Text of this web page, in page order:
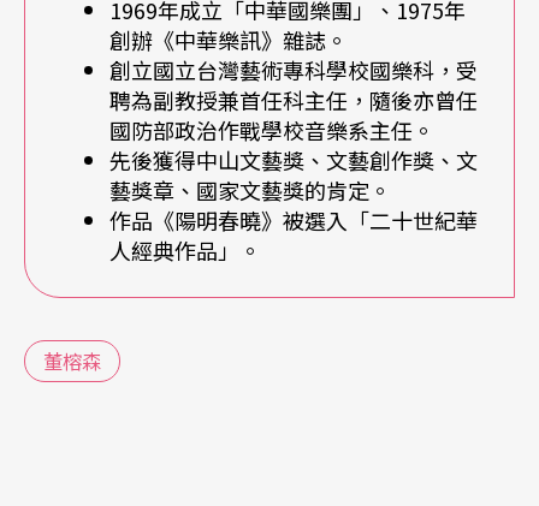
說著說著就哼起旋律來了！他說：「我學起來很
快，不到兩年，就可以吊嗓托戲，那時還不到十
歲，我就被學校的抗日宣導隊選上，參加鑼鼓樂團
一起演奏。那個時候根本就沒有聽過台灣，在哪兒
都不知道呢！」
民國三十八年，他考取中國海軍軍士學校輪機科隻
戰學校）音樂系就讀，學的是西洋的作曲技巧，必
1969年成立「中華國樂團」、1975年
創辦《中華樂訊》雜誌。
創立國立台灣藝術專科學校國樂科，受
聘為副教授兼首任科主任，隨後亦曾任
國防部政治作戰學校音樂系主任。
先後獲得中山文藝獎、文藝創作獎、文
藝獎章、國家文藝獎的肯定。
作品《陽明春曉》被選入「二十世紀華
人經典作品」。
董榕森